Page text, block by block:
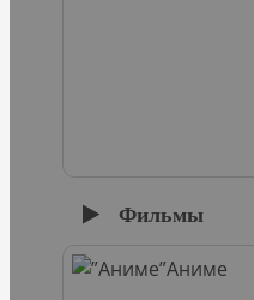
Фильмы
Аниме